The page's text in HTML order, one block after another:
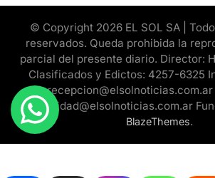
© Copyright 2026 EL SOL SA |
reservados. Queda prohibida la
parcial del presente diario. Director:
Clasificados y Edictos: 4257-6325
publicidad@elsolnoticias.com.ar
BlazeThemes.